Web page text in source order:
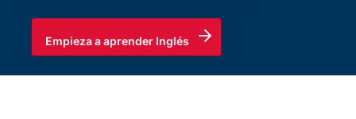
Empieza a aprender Inglés